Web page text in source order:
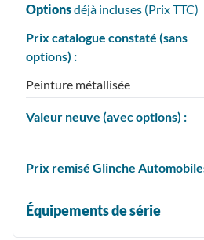
Optionsdéjà incluses (PrixTTC)
Prix catalogue constaté (sans
options) :
Peinture métallisée
Valeur neuve (avec options) :
Prix remisé Glinche
Équipements de série